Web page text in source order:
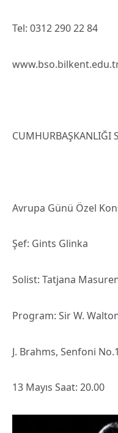
Tel: 0312 290 22 84
CUMHURBAŞKANLIĞI
Avrupa Günü Özel
Şef: Gints Glinka
Solist: Tatjana
Program: Sir W.
J. Brahms, Senfoni
13 Mayıs Saat: 20.00